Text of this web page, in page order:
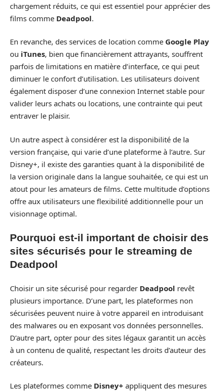
chargement réduits, ce qui est essentiel pour apprécier des
films comme Deadpool.
En revanche, des services de location comme Google Play
ou iTunes, bien que financièrement attrayants, souffrent
parfois de limitations en matière d’interface, ce qui peut
diminuer le confort d’utilisation. Les utilisateurs doivent
également disposer d’une connexion Internet stable pour
valider leurs achats ou locations, une contrainte qui peut
entraver le plaisir.
Un autre aspect à considérer est la disponibilité de la
version française, qui varie d’une plateforme à l’autre. Sur
Disney+, il existe des garanties quant à la disponibilité de
la version originale dans la langue souhaitée, ce qui est un
atout pour les amateurs de films. Cette multitude d’options
offre aux utilisateurs une flexibilité additionnelle pour un
visionnage optimal.
Pourquoi est-il important de choisir des
sites sécurisés pour le streaming de
Deadpool
Choisir un site sécurisé pour regarder Deadpool revêt
plusieurs importance. D’une part, les plateformes non
sécurisées peuvent nuire à votre appareil en introduisant
des malwares ou en exposant vos données personnelles.
D’autre part, opter pour des sites légaux garantit un accès
à un contenu de qualité, respectant les droits d’auteur des
créateurs.
Les plateformes comme Disney+ appliquent des mesures